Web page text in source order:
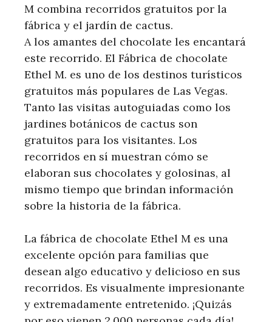
M combina recorridos gratuitos por la
fábrica y el jardín de cactus.
A los amantes del chocolate les encantará
este recorrido. El Fábrica de chocolate
Ethel M. es uno de los destinos turísticos
gratuitos más populares de Las Vegas.
Tanto las visitas autoguiadas como los
jardines botánicos de cactus son
gratuitos para los visitantes. Los
recorridos en sí muestran cómo se
elaboran sus chocolates y golosinas, al
mismo tiempo que brindan información
sobre la historia de la fábrica.
La fábrica de chocolate Ethel M es una
excelente opción para familias que
desean algo educativo y delicioso en sus
recorridos. Es visualmente impresionante
y extremadamente entretenido. ¡Quizás